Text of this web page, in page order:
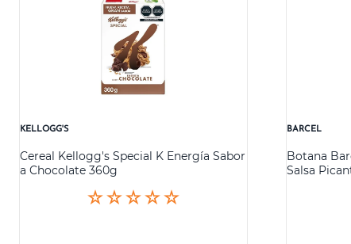
KELLOGG'S
Cereal Kellogg's Special K Energía Sabor
a Chocolate 360g
☆☆☆☆☆
BARCEL
Botana
Salsa